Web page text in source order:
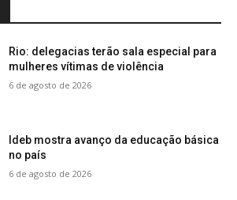
Rio: delegacias terão sala especial para
mulheres vítimas de violência
6 de agosto de 2026
Ideb mostra avanço da educação básica
no país
6 de agosto de 2026